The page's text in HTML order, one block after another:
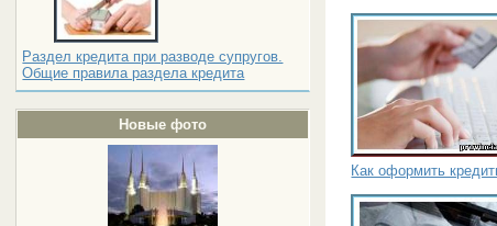
Раздел кредита при разводе супругов.
Общие правила раздела кредита
Новые фото
Как оформить